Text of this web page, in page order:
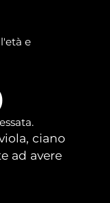
e
ciano
ad avere
stimata
stimata
stimata
stimata 8/10/26